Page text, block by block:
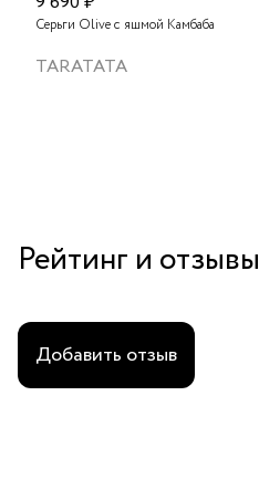
Серьги Olive с яшмой Камбаба
TARATATA
Рейтинг и отзывы
Добавить отзыв